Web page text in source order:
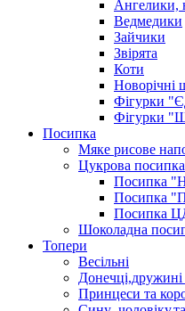
Ангелики,
Ведмедики
Зайчики
Звірята
Коти
Новорічні
Фігурки
Фігурки
Посипка
Мяке рисове
Цукрова посипка
Посипка
Посипка
Посипка
Шоколадна
Топери
Весільні
Донечці,дружині
Принцеси та